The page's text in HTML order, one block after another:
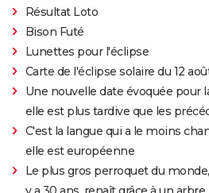
Résultat Loto
Bison Futé
Lunettes pour l'éclipse
Carte de l'éclipse solaire du 12
Une nouvelle date évoquée pour
elle est plus tardive que les
C'est la langue qui a le moins
elle est européenne
Le plus gros perroquet du